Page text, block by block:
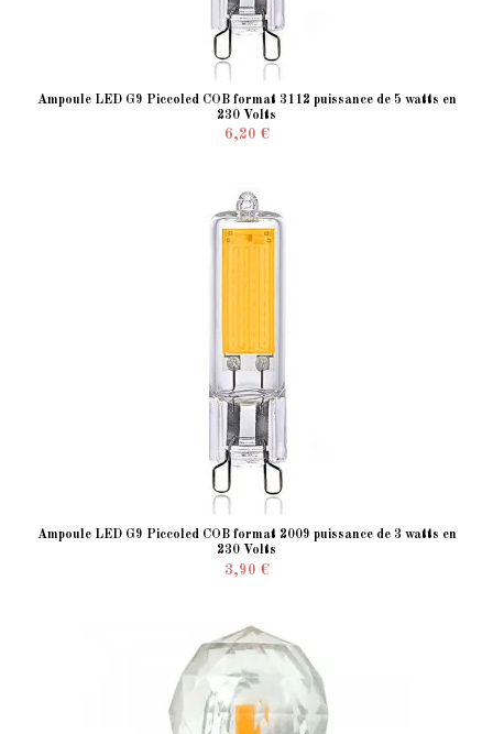
Ampoule LED G9 Piccoled COB format 3112 puissance de 5 watts en
230 Volts
6,20 €
Ampoule LED G9 Piccoled COB format 2009 puissance de 3 watts en
230 Volts
3,90 €